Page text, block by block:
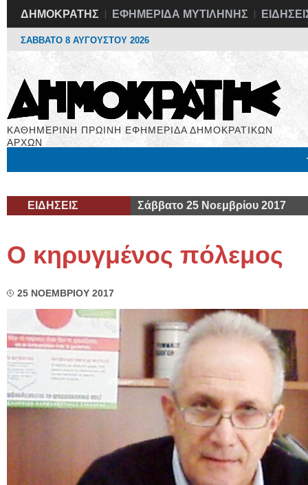
ΔΗΜΟΚΡΑΤΗΣ ΕΦΗΜΕΡΙΔΑ ΜΥΤΙΛΗΝΗΣ
ΣΑΒΒΑΤΟ 8 ΑΥΓΟΥΣΤΟΥ 2026
ΚΑΘΗΜΕΡΙΝΗ ΠΡΩΙΝΗ ΕΦΗΜΕΡΙΔΑ ΔΗΜΟΚΡΑΤΙΚΩΝ
ΑΡΧΩΝ
ΕΙΔΗΣΕΙΣ Σάββατο 25 Νοεμβρίου 2017
Ο κηρυγμένος πόλεμος
25 ΝΟΕΜΒΡΙΟΥ 2017